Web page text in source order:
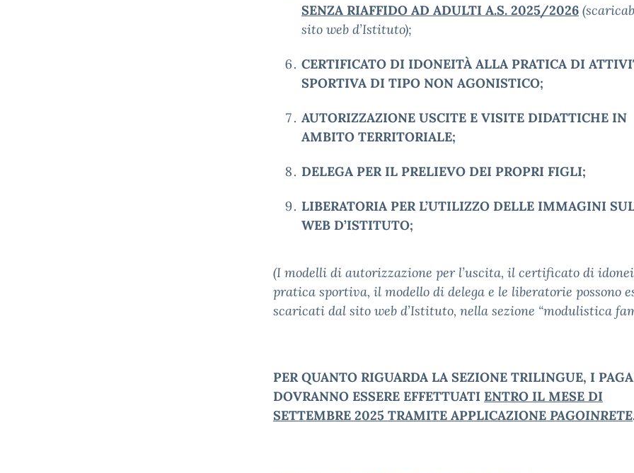
SENZA RIAFFIDO AD ADULTI A.S. 2025/2026
sito web d’Istituto);
CERTIFICATO DI IDONEITÀ ALLA PRATICA DI
SPORTIVA DI TIPO NON AGONISTICO;
AUTORIZZAZIONE USCITE E VISITE DIDATTICHE IN
AMBITO TERRITORIALE;
DELEGA PER IL PRELIEVO DEI PROPRI FIGLI;
LIBERATORIA PER L’UTILIZZO DELLE IMMAGINI
WEB D’ISTITUTO;
(I modelli di autorizzazione per l’uscita, il certificato di
pratica sportiva, il modello di delega e le liberatorie possono
scaricati dal sito web d’Istituto, nella sezione “modulistica
PER QUANTO RIGUARDA LA SEZIONE TRILINGUE, I
DOVRANNO ESSERE EFFETTUATI ENTRO IL MESE DI
SETTEMBRE 2025 TRAMITE APPLICAZIONE PAGOINRETE